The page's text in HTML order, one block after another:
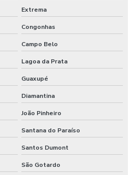
de veiculos
de carros
de água
sp
Extrema
Congonhas
Campo Belo
Lagoa da Prata
Guaxupé
Diamantina
João Pinheiro
Santana do Paraíso
Santos Dumont
São Gotardo